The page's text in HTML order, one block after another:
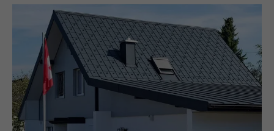
UTILITÉ
Utilisé par LinkedIn lorsqu'un site
Internet contient une fenêtre « Suivez-
nous » intégrée.
NOM bcookie
LinkedIn